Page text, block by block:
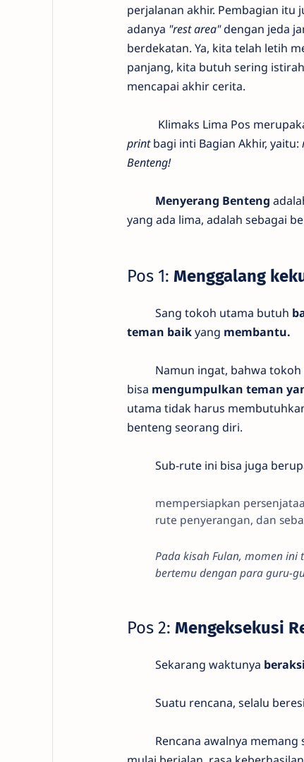
perjalanan akhir. Pembagian itu
adanya "rest area"dengan jeda
berdekatan. Ya, kita telah letih
panjang, kita butuh sering
mencapai akhir cerita.
Klimaks Lima Pos
printbagi inti Bagian Akhir, yaitu:
Benteng!
Menyerang Benteng
yang ada lima, adalah sebagai
Pos 1: Menggalang
Sang tokoh utama butuh
teman baikyang membantu.
Namun ingat, bahwa tokoh
bisa mengumpulkan teman
utama tidak harus
benteng seorang diri.
Sub-rute ini bisa juga
mempersiapkan
rute penyerangan, dan
Pada kisah Fulan, momen ini
bertemu dengan para guru-
Pos 2: Mengeksekusi
Sekarang waktunya
Suatu rencana, selalu
Rencana awalnya memang